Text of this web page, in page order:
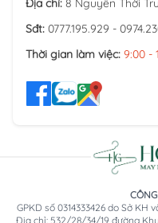
Địa chỉ: 8 Nguyễn Thời
Sđt: 0777.195.929 -
Thời gian làm việc: 9:00 -
GPKD số 0314333426 do Sở
Địa chỉ: 532/28/34/19 đường